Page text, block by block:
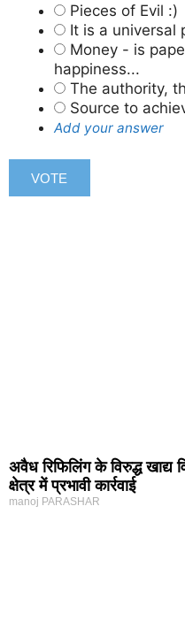
Pieces of Evil :)
It is a universal
Money - is
happiness...
The authority,
Source to
Add your answer
अवैध रिफिलिंग के विरुद्ध खाद्य
क्षेत्र में प्रभावी कार्रवाई
manoj PARASHAR